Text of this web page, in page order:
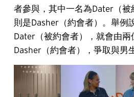
者參與，其中一名為Dater（被
則是Dasher（約會者）。舉例
Dater（被約會者），就會由兩
Dasher（約會者），爭取與男